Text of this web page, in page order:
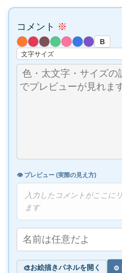
コメント ※
B
👁️ プレビュー (実際の見え方)
入力したコメントがここに
ます
🎨お絵描きパネルを開く ⚙️